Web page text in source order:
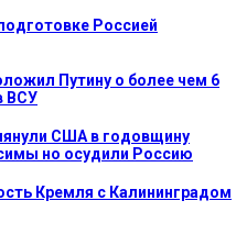
Россией
Путину о более чем 6
ВСУ
США в годовщину
но осудили Россию
Кремля с Калининградом